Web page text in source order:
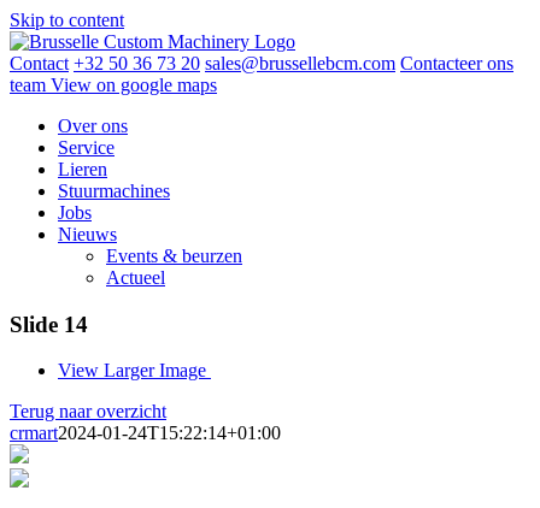
Skip to content
Contact +32 50 36 73 20 sales@brussellebcm.com Contacteer ons
team View on google maps
Over ons
Service
Lieren
Stuurmachines
Jobs
Nieuws
Events & beurzen
Actueel
Slide 14
View Larger Image
Terug naar overzicht
crmart2024-01-24T15:22:14+01:00